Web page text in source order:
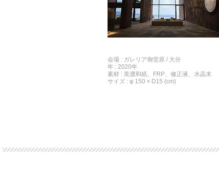
会場 : ガレリア御堂原 / 大分
年 : 2020年
素材 : 美濃和紙、FRP、修正液、水晶末
サイズ : φ 150 × D15 (cm)